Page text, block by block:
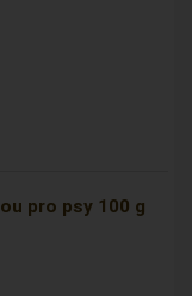
pro psy 100 g